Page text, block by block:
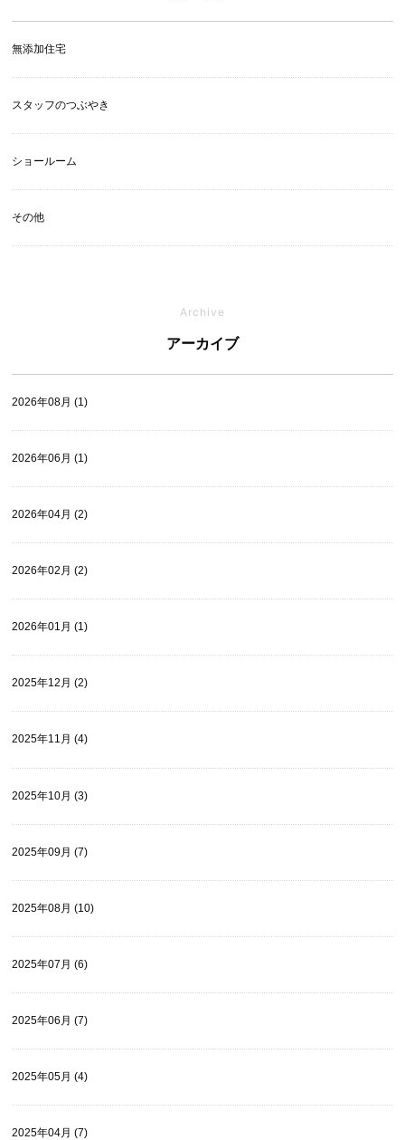
無添加住宅
スタッフのつぶやき
ショールーム
その他
Archive
アーカイブ
2026年08月 (1)
2026年06月 (1)
2026年04月 (2)
2026年02月 (2)
2026年01月 (1)
2025年12月 (2)
2025年11月 (4)
2025年10月 (3)
2025年09月 (7)
2025年08月 (10)
2025年07月 (6)
2025年06月 (7)
2025年05月 (4)
2025年04月 (7)